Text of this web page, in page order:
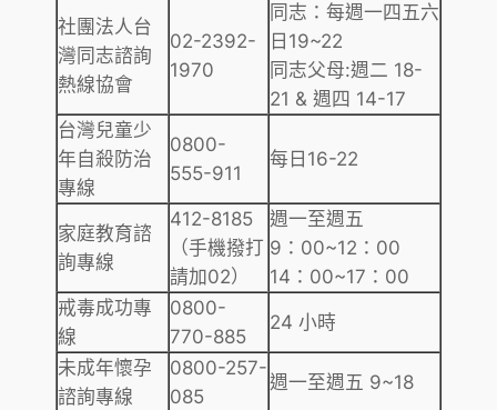
社團法人台
灣同志諮詢
熱線協會
02-2392-
1970
同志：每週一四五六
日19~22
同志父母:週二 18-
21 & 週四 14-17
台灣兒童少
年自殺防治
專線
0800-
555-911
每日16-22
家庭教育諮
詢專線
412-8185
（手機撥打
請加02）
週一至週五
9：00~12：00
14：00~17：00
戒毒成功專
線
0800-
770-885
24 小時
未成年懷孕
諮詢專線
0800-257-
085
週一至週五 9~18